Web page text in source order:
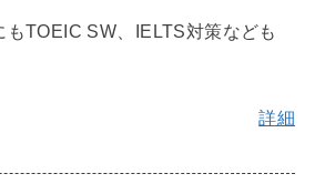
TOEIC SW、IELTS対策なども
詳細